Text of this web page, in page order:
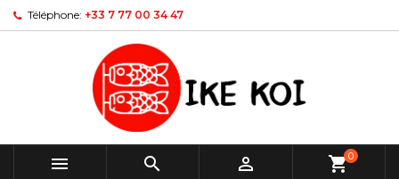
Téléphone: +33 7 77 00 34 47
   shopping_cart0